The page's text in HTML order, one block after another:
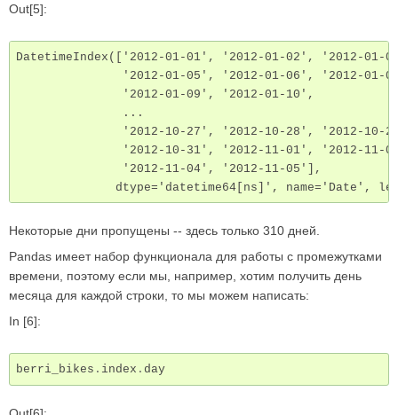
Out[5]:
DatetimeIndex(['2012-01-01', '2012-01-02', '2012-01-
'2012-01-05', '2012-01-06', '2012-01-
               '2012-01-09', '2012-01-10',
               ...
'2012-10-27', '2012-10-28', '2012-10-
'2012-10-31', '2012-11-01', '2012-11-
               '2012-11-04', '2012-11-05'],
dtype='datetime64[ns]', name='Date',
Некоторые дни пропущены -- здесь только 310 дней.
Pandas имеет набор функционала для работы с промежутками
времени, поэтому если мы, например, хотим получить день
месяца для каждой строки, то мы можем написать:
In [6]:
berri_bikes . index . day